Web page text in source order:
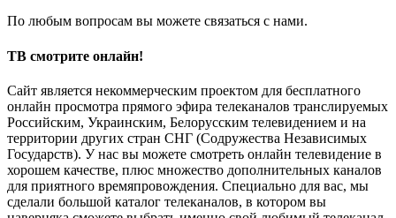
По любым вопросам вы можете связаться с нами.
ТВ смотрите онлайн!
Сайт является некоммерческим проектом для бесплатного
онлайн просмотра прямого эфира телеканалов транслируемых
Российским, Украинским, Белорусским телевидением и на
территории других стран СНГ (Содружества Независимых
Государств). У нас вы можете смотреть онлайн телевидение в
хорошем качестве, плюс множество дополнительных каналов
для приятного времяпровождения. Специально для вас, мы
сделали большой каталог телеканалов, в котором вы